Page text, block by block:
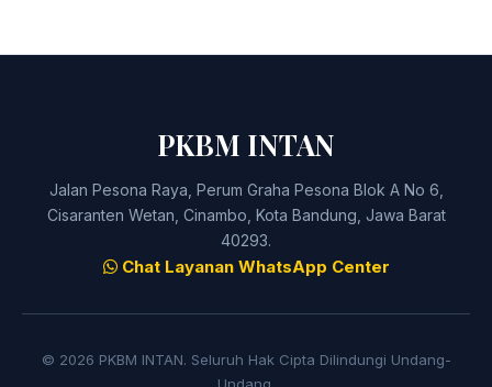
PKBM INTAN
Jalan Pesona Raya, Perum Graha Pesona Blok A No 6,
Cisaranten Wetan, Cinambo, Kota Bandung, Jawa Barat
40293.
Chat Layanan WhatsApp Center
© 2026 PKBM INTAN. Seluruh Hak Cipta Dilindungi Undang-
Undang.